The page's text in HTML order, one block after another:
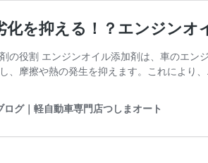
化を抑える！？エンジンオ
の役割 エンジンオイル添加剤は、車のエ
、摩擦や熱の発生を抑えます。これにより
ログ｜軽自動車専門店つしまオート